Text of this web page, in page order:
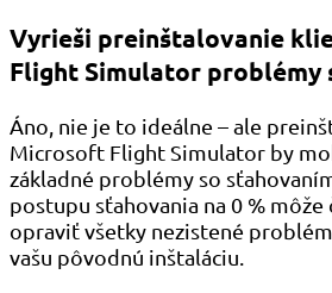
Vyrieši preinštalovanie
Flight Simulator problémy
Áno, nie je to ideálne – ale
Microsoft Flight Simulator by
základné problémy so
postupu sťahovania na 0 %
opraviť všetky nezistené
vašu pôvodnú inštaláciu.